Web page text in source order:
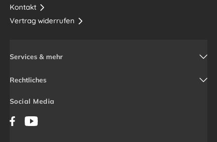
Kontakt
Vertrag widerrufen
Services & mehr
Rechtliches
Social Media
Facebook
YouTube